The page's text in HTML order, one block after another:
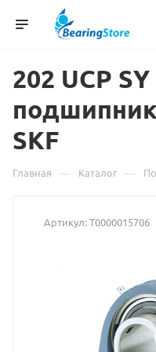
202 UCP
SKF
Главная — Каталог —
Артикул:Т0000015706